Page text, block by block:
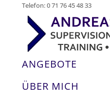
Telefon: 0 71 76 45 48 33
ANGEBOTE
ÜBER MICH